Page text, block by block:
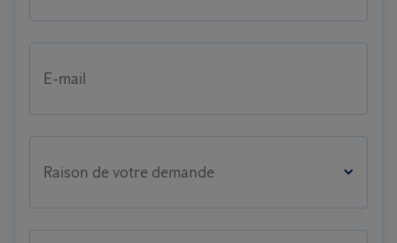
E-mail
Raison de votre demande